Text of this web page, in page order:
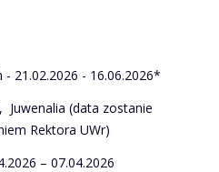
21.02.2026 - 16.06.2026*
Juwenalia (data zostanie
Rektora UWr)
– 07.04.2026